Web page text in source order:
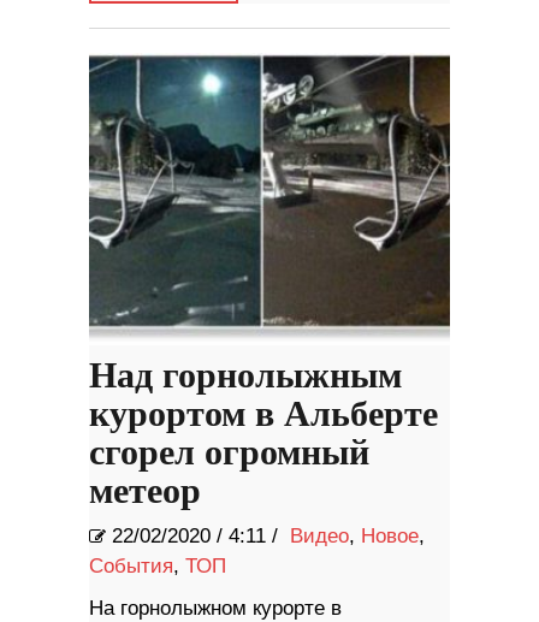
Над горнолыжным
курортом в Альберте
сгорел огромный
метеор
22/02/2020 / 4:11 / Видео, Новое,
События, ТОП
На горнолыжном курорте в